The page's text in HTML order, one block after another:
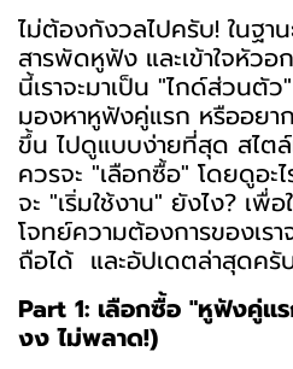
ไม่ต้องกังวลไปครับ! ในฐ
สารพัดหูฟัง และเข้าใจหัว
นี้เราจะมาเป็น "ไกด์ส่วนตั
มองหาหูฟังคู่แรก หรืออยาก
ขึ้น ไปดูแบบง่ายที่สุด สไต
ควรจะ "เลือกซื้อ" โดยดูอะ
จะ "เริ่มใช้งาน" ยังไง? เพื่
โจทย์ความต้องการของเร
ถือได้ และอัปเดตล่าสุดครั
Part 1: เลือกซื้อ "หูฟังคู่แร
งง ไม่พลาด!)